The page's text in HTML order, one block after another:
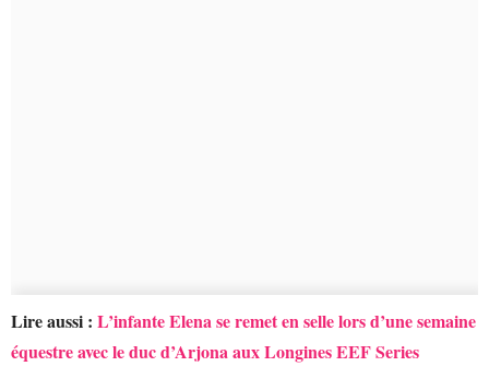
Lire aussi : L’infante Elena se remet en selle lors d’une semaine
équestre avec le duc d’Arjona aux Longines EEF Series